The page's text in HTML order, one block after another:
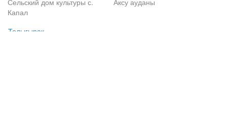
Сельский дом культуры с.
Капал
Аксу ауданы
Толығырақ